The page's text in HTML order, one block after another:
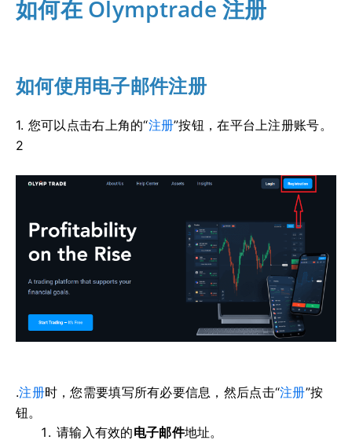
如何在 Olymptrade 注册
如何使用电子邮件注册
1. 您可以点击右上角的“注册”按钮，在平台上注册账号。
2
.注册时，您需要填写所有必要信息，然后点击“注册”按
钮。
请输入有效的电子邮件地址。